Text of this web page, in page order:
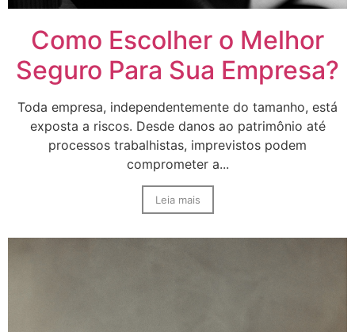
Como Escolher o Melhor
Seguro Para Sua Empresa?
Toda empresa, independentemente do tamanho, está
exposta a riscos. Desde danos ao patrimônio até
processos trabalhistas, imprevistos podem
comprometer a...
Leia mais